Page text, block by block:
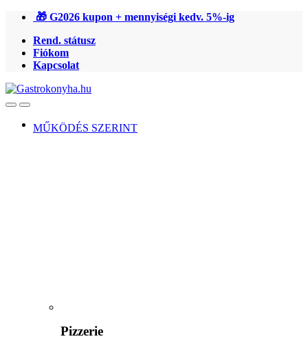
Ugrás
navigációhoz
Ugrás
tartalomra
🎁 G2026 kupon + mennyiségi kedv. 5%-ig
Rend. státusz
Fiókom
Kapcsolat
OpenClose
MŰKÖDÉS SZERINT
Pizzerie